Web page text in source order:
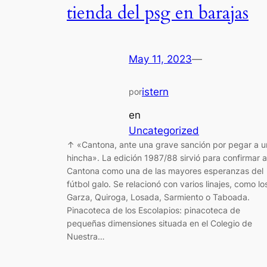
tienda del psg en barajas
May 11, 2023—
poristern
en
Uncategorized
↑ «Cantona, ante una grave sanción por pegar a
hincha». La edición 1987/88 sirvió para confirmar a
Cantona como una de las mayores esperanzas del
fútbol galo. Se relacionó con varios linajes, como
Garza, Quiroga, Losada, Sarmiento o Taboada.
Pinacoteca de los Escolapios: pinacoteca de
pequeñas dimensiones situada en el Colegio de
Nuestra…